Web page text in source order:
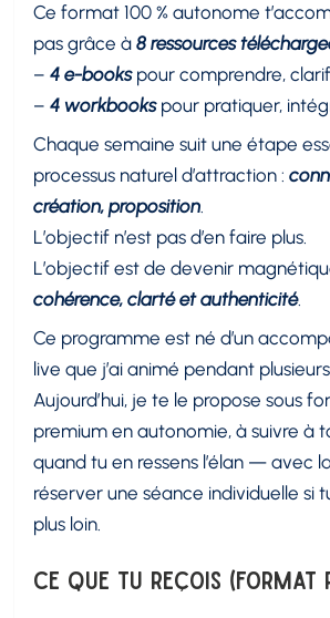
Ce format 100 % autonome
pas grâce à8 ressources
–4 e-bookspour comprendre,
–4 workbookspour pratiquer,
Chaque semaine suit une étape
processus naturel d’attraction :
création, proposition.
L’objectif n’est pas d’en faire plus.
L’objectif est de devenir
cohérence, clarté et authenticité.
Ce programme est né d’un
live que j’ai animé pendant
Aujourd’hui, je te le propose sous
premium en autonomie, à suivre à
quand tu en ressens l’élan — avec
réserver une séance individuelle si
plus loin.
Ce que tu reçois (format